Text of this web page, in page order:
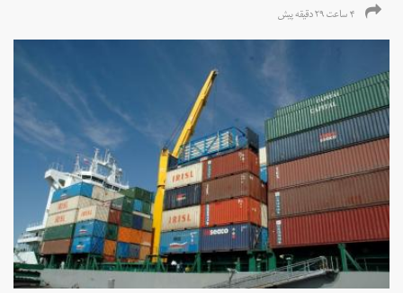
۴ ساعت ۲۹ دقیقه پیش